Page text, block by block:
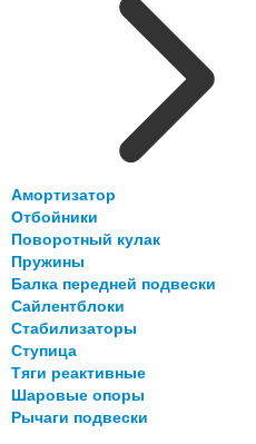
Амортизатор
Отбойники
Поворотный кулак
Пружины
Балка передней подвески
Сайлентблоки
Стабилизаторы
Ступица
Тяги реактивные
Шаровые опоры
Рычаги подвески